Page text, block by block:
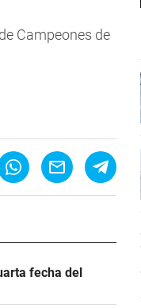
Campeones de
fecha del